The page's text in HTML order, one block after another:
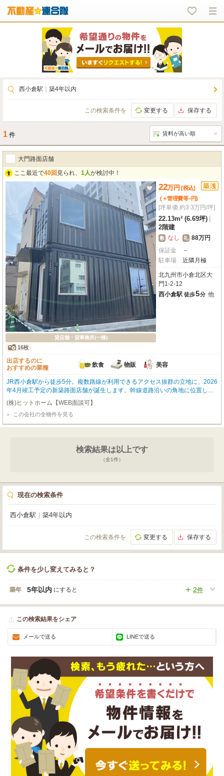
西小倉駅 築4年以内
この検索条件を 変更する 保存する
1 件
大門路面店舗
ここ最近で40回 見られ、 1人が検討中！
貸店舗・貸事務所(一棟)
16枚
22万円 [税込]
(＋管理費等-円)
[坪単価 約3.3万円/坪]
22.13m² (6.69坪)
2階建
敷 なし 礼 88万円
保証金
－
駐車場
近隣月極
北九州市小倉北区大
門1-2-12
西小倉駅 徒歩5分 他
出店するのに
おすすめの業種
飲食 物販 美容
JR西小倉駅から徒歩5分。複数路線が利用できるアクセス抜群の立地に、2026
年4月竣工予定の新築路面店舗が誕生します。幹線道路沿いの角地に位置し、
視認性も良好な集客力の高いロケーションです。専有面積22.13㎡の室内はス
ケルトン渡し。給排水設備も整っており、重飲食を含む飲食店、物販、美容・
健康系店舗まで幅広い業種に対応可能です。特におすすめしたいのが、近年ラ
イダーやアウトドア好きから人気を集める“コンテナハウス”の無骨なアイアン
る、雰囲気ある店舗づくりが実現できます。また、敷金0円のため初期費用を
抑えてスタートできるのも魅力のひとつ。周辺にはコンビニやスーパー、大型
しい空間で、あなたの理想のお店を形にしてみませんか？ぜひ一度、現地をご
内覧ください。
(株)ヒットホーム【WEB面談可】
この会社の全物件を見る
検索結果は以上です
（全1件）
現在の検索条件
西小倉駅 築4年以内
この検索条件を 変更する 保存する
条件を少し変えてみると？
築年 2件
5年以内 にすると
この検索結果をシェア
メールで送る LINEで送る